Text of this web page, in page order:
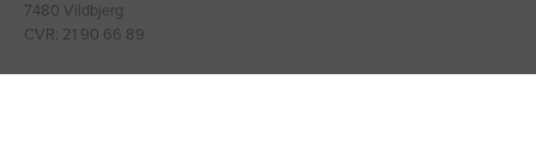
7480 Vildbjerg
CVR: 21 90 66 89